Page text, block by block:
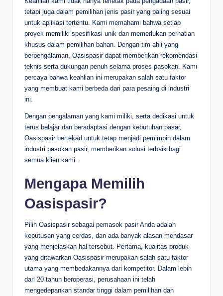
tetapi juga dalam pemilihan jenis pasir yang paling sesuai
untuk aplikasi tertentu. Kami memahami bahwa setiap
proyek memiliki spesifikasi unik dan memerlukan perhatian
khusus dalam pemilihan bahan. Dengan tim ahli yang
berpengalaman, Oasispasir dapat memberikan rekomendasi
teknis serta dukungan penuh selama proses pasokan. Kami
percaya bahwa keahlian ini merupakan salah satu faktor
yang membuat kami berbeda dari para pesaing di industri
ini.
Dengan pengalaman yang kami miliki, serta dedikasi untuk
terus belajar dan beradaptasi dengan kebutuhan pasar,
Oasispasir bertekad untuk tetap menjadi pemimpin dalam
industri pasokan pasir, memberikan solusi terbaik bagi
semua klien kami.
Mengapa Memilih
Oasispasir?
Pilih Oasispasir sebagai pemasok pasir Anda adalah
keputusan yang cerdas, dan ada banyak alasan mendasar
yang menjelaskan hal tersebut. Pertama, kualitas produk
yang ditawarkan Oasispasir merupakan salah satu faktor
utama yang membedakannya dari kompetitor. Dalam lebih
dari 20 tahun beroperasi, perusahaan ini telah
mengedepankan standar tinggi dalam pemilihan dan